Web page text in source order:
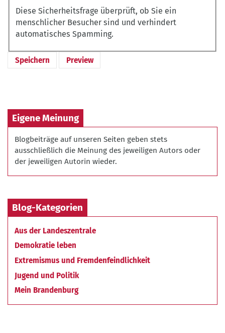
Diese Sicherheitsfrage überprüft, ob Sie ein
menschlicher Besucher sind und verhindert
automatisches Spamming.
Eigene Meinung
Blogbeiträge auf unseren Seiten geben stets
ausschließlich die Meinung des jeweiligen Autors oder
der jeweiligen Autorin wieder.
Blog-Kategorien
Aus der Landeszentrale
Demokratie leben
Extremismus und Fremdenfeindlichkeit
Jugend und Politik
Mein Brandenburg